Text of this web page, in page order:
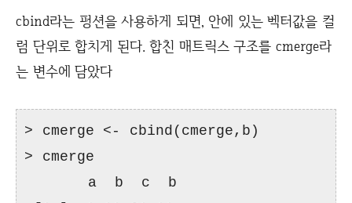
cbind라는 펑션을 사용하게 되면, 안에 있는 벡터값을 컬
럼 단위로 합치게 된다. 합친 매트릭스 구조를 cmerge라
는 변수에 담았다
> cmerge <- cbind(cmerge,b)
> cmerge
a b c b